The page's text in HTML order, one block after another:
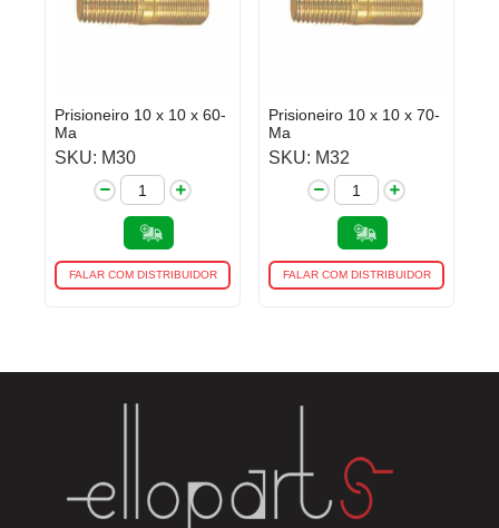
Prisioneiro 10 x 10 x 60-
Ma
SKU: M30
FALAR COM DISTRIBUIDOR
Prisioneiro 10 x 10 x 70-
Ma
SKU: M32
FALAR COM DISTRIBUIDOR